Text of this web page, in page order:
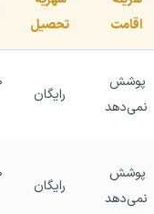
اقامت
تحصیل
نمی‌دهد
رایگان
نمی‌دهد
رایگان